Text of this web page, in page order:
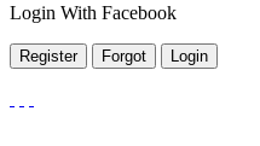
Login With Facebook